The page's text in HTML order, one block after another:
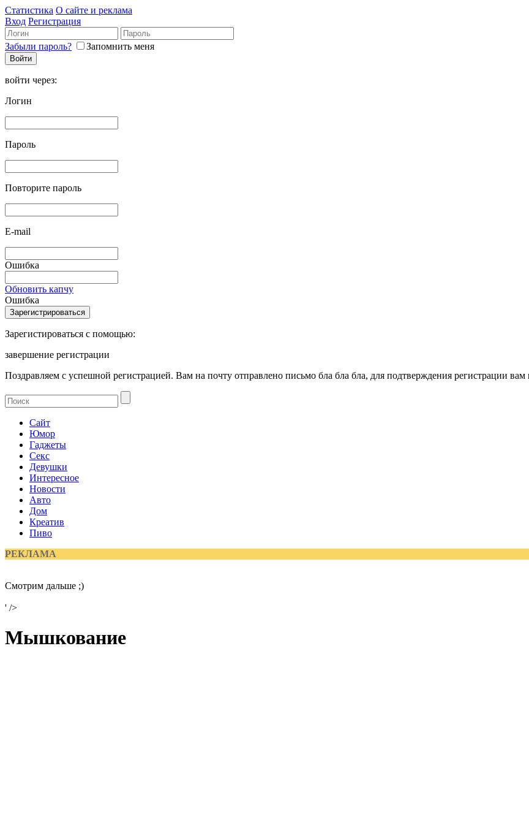
Статистика О сайте и реклама
Вход Регистрация
Забыли пароль? Запомнить меня
войти через:
Логин
Пароль
Повторите пароль
E-mail
Ошибка
Обновить капчу
Ошибка
Зарегистироваться с помощью:
завершение регистрации
Поздравляем с успешной регистрацией. Вам на почту отправлено письмо бла бла бла, для подтверждения регистрации
Сайт
Юмор
Гаджеты
Секс
Девушки
Интересное
Новости
Авто
Дом
Креатив
Пиво
РЕКЛАМА
Смотрим дальше ;)
' />
Мышкование